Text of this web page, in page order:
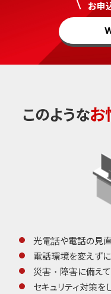
お申
このようなお
光電話や電話の見直
電話環境を変えず
災害・障害に備えて
セキュリティ対策を